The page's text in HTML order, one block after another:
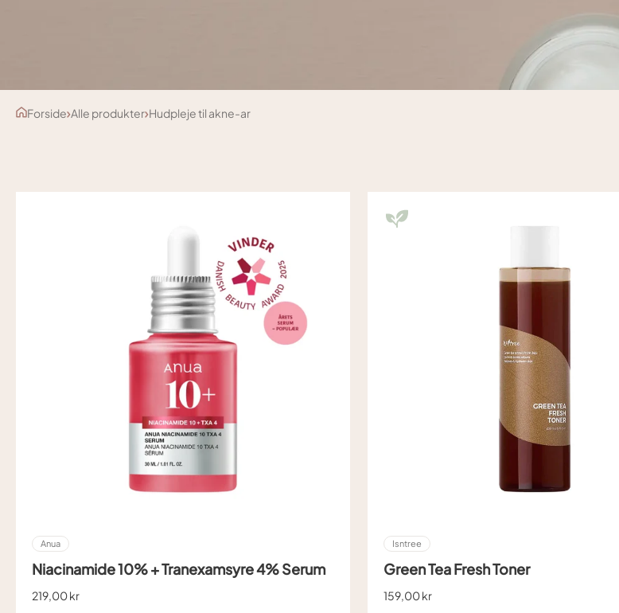
Forside Alle produkter Hudpleje til akne-ar
Anua
Niacinamide 10% + Tranexamsyre 4% Serum
219,00 kr
Isntree
Green Tea Fresh Toner
159,00 kr